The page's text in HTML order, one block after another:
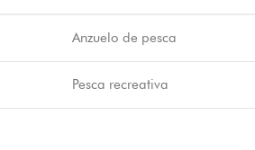
Anzuelo de pesca
Pesca recreativa